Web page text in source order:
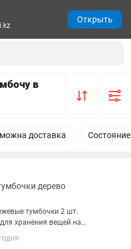
в
доставка Состояние
дерево
тумбочки 2 шт.
хранения вещей на
в детской. 15.000 за
25.000 за 2 Параметры
Открыть